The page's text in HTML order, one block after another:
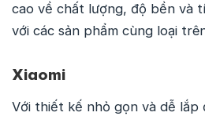
cao về chất lượng, độ bền và
với các sản phẩm cùng loại
Xiaomi
Với thiết kế nhỏ gọn và dễ lắp